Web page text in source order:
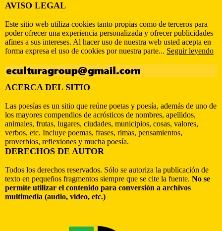
AVISO LEGAL
Este sitio web utiliza cookies tanto propias como de terceros para
poder ofrecer una experiencia personalizada y ofrecer publicidades
afines a sus intereses. Al hacer uso de nuestra web usted acepta en
forma expresa el uso de cookies por nuestra parte... Seguir leyendo
ACERCA DEL SITIO
Las poesías es un sitio que reúne poetas y poesía, además de uno de
los mayores compendios de acrósticos de nombres, apellidos,
animales, frutas, lugares, ciudades, municipios, cosas, valores,
verbos, etc. Incluye poemas, frases, rimas, pensamientos,
proverbios, reflexiones y mucha poesía.
DERECHOS DE AUTOR
Todos los derechos reservados. Sólo se autoriza la publicación de
texto en pequeños fragmentos siempre que se cite la fuente. No se
permite utilizar el contenido para conversión a archivos
multimedia (audio, video, etc.)